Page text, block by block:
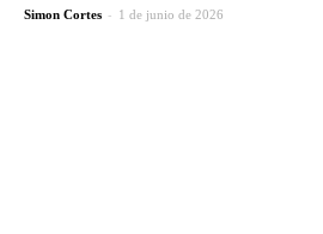
Simon Cortes - 1 de junio de 2026